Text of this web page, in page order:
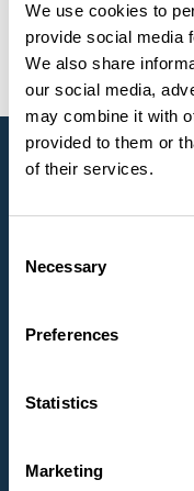
We use cookies to
provide social media
We also share
our social media,
may combine it with
provided to them or
of their services.
Selection
Necessary
Preferences
Statistics
Marketing
Raktažodžiai
Infekcijos prevencija
biotechnologijos
šalyse, dalis. Mes
diagnostikos
Mūsų pagrindinės
diagnostika.
UAB Labema